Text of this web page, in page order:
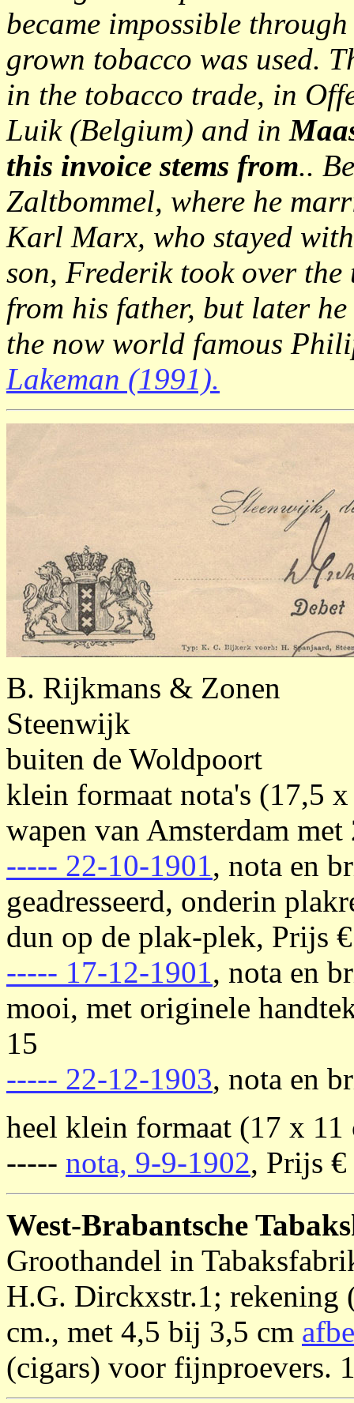
became impossible
grown tobacco was used.
in the tobacco trade, in
Luik (Belgium) and in
this invoice stems from..
Zaltbommel, where he
Karl Marx, who stayed
son, Frederik took over
from his father, but later
the now world famous
Lakeman (1991).
B. Rijkmans & Zonen
Steenwijk
buiten de Woldpoort
klein formaat nota's (17,5
wapen van Amsterdam met
----- 22-10-1901, nota en
geadresseerd, onderin
dun op de plak-plek, Prijs
----- 17-12-1901, nota en
mooi, met originele
15
----- 22-12-1903, nota en
heel klein formaat (17 x 11
----- nota, 9-9-1902, Prijs €
West-Brabantsche
Groothandel in
H.G. Dirckxstr.1; rekening
cm., met 4,5 bij 3,5 cm
(cigars) voor fijnproevers.